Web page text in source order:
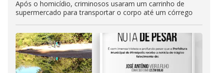
Após o homicídio, criminosos usaram um carrinho de
supermercado para transportar o corpo até um córrego